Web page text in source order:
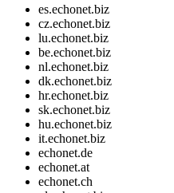
es.echonet.biz
cz.echonet.biz
lu.echonet.biz
be.echonet.biz
nl.echonet.biz
dk.echonet.biz
hr.echonet.biz
sk.echonet.biz
hu.echonet.biz
it.echonet.biz
echonet.de
echonet.at
echonet.ch